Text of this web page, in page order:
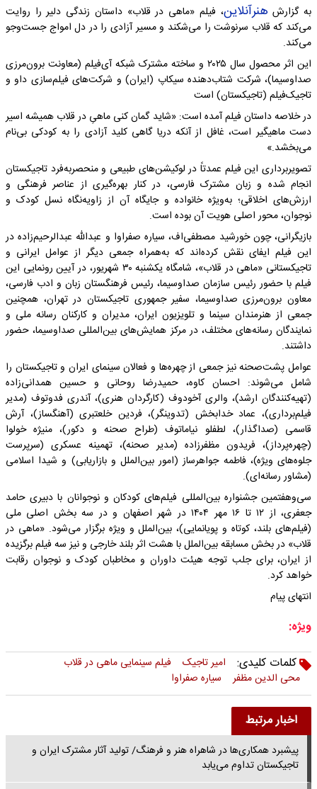
به گزارش هنرآنلاین، فیلم «ماهی در قلاب» داستان زندگی دلیر را روایت
می‌کند که قلاب سرنوشت را می‌شکند و مسیر آزادی را در دل امواج جست‌و‌جو
می‌کند.
این اثر محصول سال ۲۰۲۵ و ساخته مشترک شبکه آی‌فیلم (معاونت برون‌مرزی
صداوسیما)، شرکت شتاب‌دهنده سیکاپ (ایران) و شرکت‌های فیلم‌سازی داو و
تاجیک‌فیلم (تاجیکستان) است
در خلاصه داستان فیلم آمده است: «شاید گمان کنی ماهیِ در قلاب همیشه اسیر
دست ماهیگیر است، غافل از آنکه دریا گاهی کلید آزادی را به کودکی بی‌نام
می‌بخشد.»
تصویربرداری این فیلم عمدتاً در لوکیشن‌های طبیعی و منحصر‌به‌فرد تاجیکستان
انجام شده و زبان مشترک فارسی، در کنار بهره‌گیری از عناصر فرهنگی و
ارزش‌های اخلاقی؛ به‌ویژه خانواده و جایگاه آن از زاویه‌نگاه نسل کودک و
نوجوان، محور اصلی هویت آن بوده است.
بازیگرانی، چون خورشید مصطفی‌اف، سیاره صفراوا و عبدالله عبدالرحیم‌زاده در
این فیلم ایفای نقش کرده‌اند که به‌همراه جمعی دیگر از عوامل ایرانی و
تاجیکستانی «ماهی در قلاب»، شامگاه یکشنبه ۳۰ شهریور، در آیین رونمایی این
فیلم با حضور رئیس سازمان صداوسیما، رئیس فرهنگستان زبان و ادب فارسی،
معاون برون‌مرزی صداوسیما، سفیر جمهوری تاجیکستان در تهران، همچنین
جمعی از هنرمندان سینما و تلویزیون ایران، مدیران و کارکنان رسانه ملی و
نمایندگان رسانه‌های مختلف، در مرکز همایش‌های بین‌المللی صداوسیما، حضور
داشتند.
عوامل پشت‌صحنه نیز جمعی از چهره‌ها و فعالان سینمای ایران و تاجیکستان را
شامل می‌شوند: احسان کاوه، حمیدرضا روحانی و حسین همدانی‌زاده
(تهیه‌کنندگان ارشد)، والری آخودوف (کارگردان هنری)، آندری فدوتوف (مدیر
فیلم‌برداری)، عماد خدابخش (تدوینگر)، فردین خلعتبری (آهنگساز)، آرش
قاسمی (صداگذار)، لطفلو نیاماتوف (طراح صحنه و دکور)، منیژه خولوا
(چهره‌پرداز)، فریدون مظفرزاده (مدیر صحنه)، تهمینه عسکری (سرپرست
جلوه‌های ویژه)، فاطمه جواهرساز (امور بین‌الملل و بازاریابی) و شیدا اسلامی
(مشاور رسانه‌ای).
سی‌وهفتمین جشنواره بین‌المللی فیلم‌های کودکان و نوجوانان با دبیری حامد
جعفری، از ۱۲ تا ۱۶ مهر ۱۴۰۴ در شهر اصفهان و در سه بخش اصلی ملی
(فیلم‌های بلند، کوتاه و پویانمایی)، بین‌الملل و ویژه برگزار می‌شود. «ماهی در
قلاب» در بخش مسابقه بین‌الملل با هشت اثر بلند خارجی و نیز سه فیلم برگزیده
از ایران، برای جلب توجه هیئت داوران و مخاطبان کودک و نوجوان رقابت
خواهد کرد.
انتهای پیام
ویژه:
کلمات کلیدی:
امیر تاجیک
فیلم سینمایی ماهی در قلاب
محی الدین مظفر
سیاره صفراوا
اخبار مرتبط
پیشبرد همکاری‌ها در شاهراه هنر و فرهنگ/ تولید آثار مشترک ایران و
تاجیکستان تداوم می‌یابد